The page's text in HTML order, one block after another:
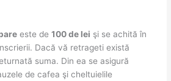
este de100 de lei şi se achită în
Dacă vă retrageti există
suma. Din ea se asigură
de cafea şi cheltuielile